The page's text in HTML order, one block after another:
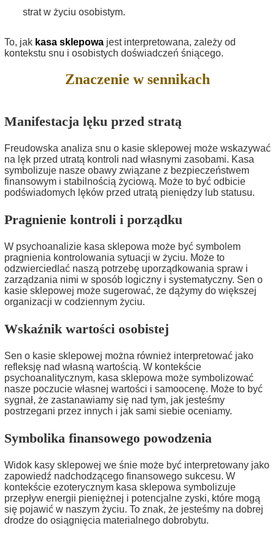
strat w życiu osobistym.
To, jak kasa sklepowa jest interpretowana, zależy od
kontekstu snu i osobistych doświadczeń śniącego.
Znaczenie w sennikach
Manifestacja lęku przed stratą
Freudowska analiza snu o kasie sklepowej może wskazywać
na lęk przed utratą kontroli nad własnymi zasobami. Kasa
symbolizuje nasze obawy związane z bezpieczeństwem
finansowym i stabilnością życiową. Może to być odbicie
podświadomych lęków przed utratą pieniędzy lub statusu.
Pragnienie kontroli i porządku
W psychoanalizie kasa sklepowa może być symbolem
pragnienia kontrolowania sytuacji w życiu. Może to
odzwierciedlać naszą potrzebę uporządkowania spraw i
zarządzania nimi w sposób logiczny i systematyczny. Sen o
kasie sklepowej może sugerować, że dążymy do większej
organizacji w codziennym życiu.
Wskaźnik wartości osobistej
Sen o kasie sklepowej można również interpretować jako
refleksję nad własną wartością. W kontekście
psychoanalitycznym, kasa sklepowa może symbolizować
nasze poczucie własnej wartości i samoocenę. Może to być
sygnał, że zastanawiamy się nad tym, jak jesteśmy
postrzegani przez innych i jak sami siebie oceniamy.
Symbolika finansowego powodzenia
Widok kasy sklepowej we śnie może być interpretowany jako
zapowiedź nadchodzącego finansowego sukcesu. W
kontekście ezoterycznym kasa sklepowa symbolizuje
przepływ energii pieniężnej i potencjalne zyski, które mogą
się pojawić w naszym życiu. To znak, że jesteśmy na dobrej
drodze do osiągnięcia materialnego dobrobytu.